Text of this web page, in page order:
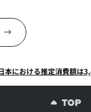
における推定消費額は